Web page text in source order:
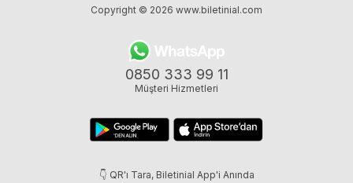
0850 333 99 11
Müşteri Hizmetleri
👇 QR'ı Tara, Biletinial App'i Anında
Copyright © 2026 www.biletinial.com